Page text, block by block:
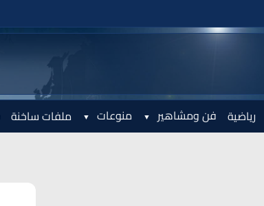
رياضية فن ومشاهير منوعات ملفات ساخنة